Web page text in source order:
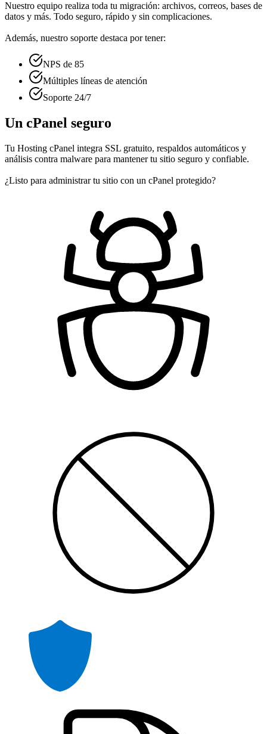
Nuestro equipo realiza toda tu migración: archivos, correos, bases de
datos y más. Todo seguro, rápido y sin complicaciones.
Además, nuestro soporte destaca por tener:
NPS de 85
Múltiples líneas de atención
Soporte 24/7
Un cPanel seguro
Tu Hosting cPanel integra SSL gratuito, respaldos automáticos y
análisis contra malware para mantener tu sitio seguro y confiable.
¿Listo para administrar tu sitio con un cPanel protegido?